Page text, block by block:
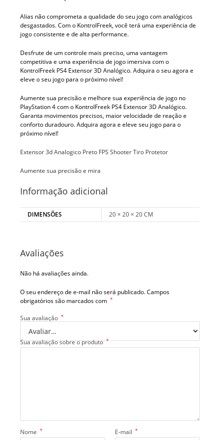
Alias não comprometa a qualidade do seu jogo com analógicos
desgastados. Com o KontrolFreek, você terá uma experiência de
jogo consistente e de alta performance.
Desfrute de um controle mais preciso, uma vantagem
competitiva e uma experiência de jogo imersiva com o
KontrolFreek PS4 Extensor 3D Analógico. Adquira o seu agora e
eleve o seu jogo para o próximo nível!
Aumente sua precisão e melhore sua experiência de jogo no
PlayStation 4 com o KontrolFreek PS4 Extensor 3D Analógico.
Garanta movimentos precisos, maior velocidade de reação e
conforto duradouro. Adquira agora e eleve seu jogo para o
próximo nível!
Extensor 3d Analogico Preto FPS Shooter Tiro Protetor
Aumente sua precisão e mira
Informação adicional
DIMENSÕES 20 × 20 × 20 CM
Avaliações
Não há avaliações ainda.
O seu endereço de e-mail não será publicado.Campos
obrigatórios são marcados com *
Sua avaliação *
Sua avaliação sobre o produto *
Nome * E-mail *